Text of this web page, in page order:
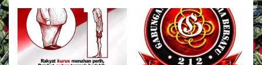
DILAPORKAN KE POLRES!